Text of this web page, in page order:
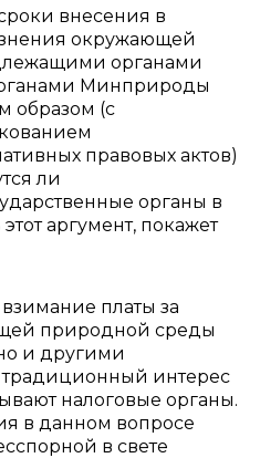
внесения в
окружающей
органами
Минприроды
образом (с
правовых актов)
ли
органы в
аргумент, покажет
платы за
природной среды
и другими
традиционный интерес
налоговые органы.
в данном вопросе
в свете